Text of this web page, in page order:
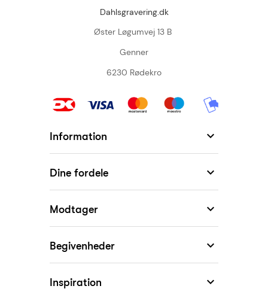
Dahlsgravering.dk
Øster Løgumvej 13 B
Genner
6230 Rødekro
Information 
Dine fordele 
Modtager 
Begivenheder 
Inspiration 
KONKURRENCE
Vind Mojo Aben fra